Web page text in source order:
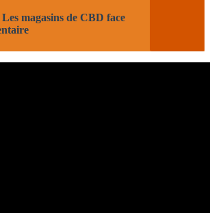
Les magasins de CBD face